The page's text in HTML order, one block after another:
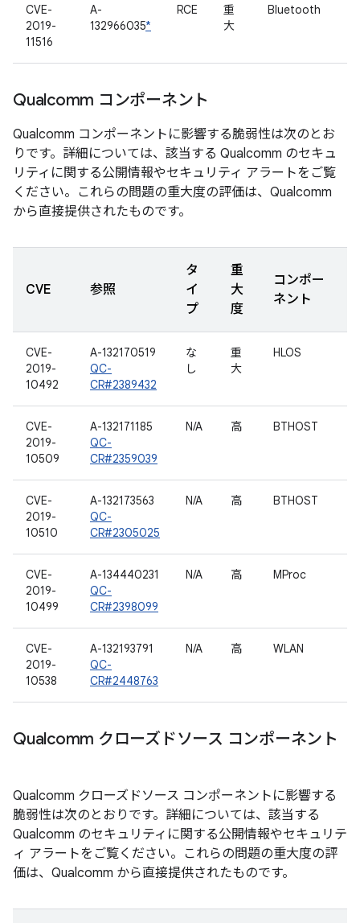
CVE-
2019-
11516
A-
132966035*
RCE
重
大
Bluetooth
Qualcomm コンポーネント
Qualcomm コンポーネントに影響する脆弱性は次のとお
りです。詳細については、該当する Qualcomm のセキュ
リティに関する公開情報やセキュリティ アラートをご覧
ください。これらの問題の重大度の評価は、Qualcomm
から直接提供されたものです。
CVE 参照
タ
イ
プ
重
大
度
コンポー
ネント
CVE-
2019-
10492
A-132170519
QC-
CR#2389432
な
し
重
大
HLOS
CVE-
2019-
10509
A-132171185
QC-
CR#2359039
N/A 高 BTHOST
CVE-
2019-
10510
A-132173563
QC-
CR#2305025
N/A 高 BTHOST
CVE-
2019-
10499
A-134440231
QC-
CR#2398099
N/A 高 MProc
CVE-
2019-
10538
A-132193791
QC-
CR#2448763
N/A 高 WLAN
Qualcomm クローズドソース コンポーネント
Qualcomm クローズドソース コンポーネントに影響する
脆弱性は次のとおりです。詳細については、該当する
Qualcomm のセキュリティに関する公開情報やセキュリテ
ィ アラートをご覧ください。これらの問題の重大度の評
価は、Qualcomm から直接提供されたものです。